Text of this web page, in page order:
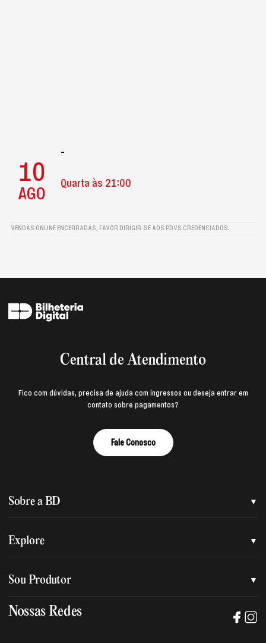
10
AGO
-
Quarta às 21:00
VENDAS ONLINE ENCERRADAS, FAVOR DIRIGIR-SE AOS PDVS CREDENCIADOS.
Central de Atendimento
Fico com dúvidas, precisa de ajuda com ingressos ou deseja entrar em
contato sobre pagamentos?
Fale Conosco
Sobre a BD
Quem somos
Política de privacidade
Explore
Assessoria de imprensa
Trabalhe na BD
Sou Produtor
Manual de mídia e da marca BD
Nossas Redes